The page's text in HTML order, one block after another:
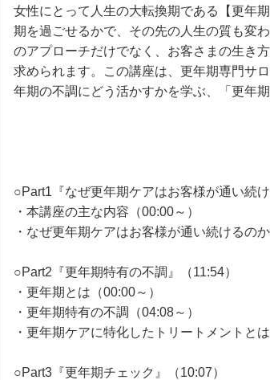
女性にとって人生の大転換期である【更年
期を過ごせるかで、その先の人生の質も変
のアプローチだけでなく、お客さまの生き
求められます。この講座は、更年期専門サ
年期の不調にどう活かすかを学ぶ、「更年
○Part1『なぜ更年期ケアはお客様が通い続
・本講座の主な内容（00:00～）
・なぜ更年期ケアはお客様が通い続けるの
○Part2『更年期特有の不調』（11:54）
・更年期とは（00:00～）
・更年期特有の不調（04:08～）
・更年期ケアに特化したトリートメントとは
○Part3『更年期チェック』（10:07）